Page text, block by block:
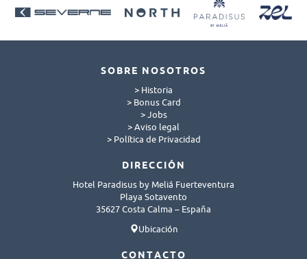
SOBRE NOSOTROS
> Historia
> Bonus Card
> Jobs
> Aviso legal
> Política de Privacidad
DIRECCIÓN
Hotel Paradisus by Meliá Fuerteventura
Playa Sotavento
35627 Costa Calma – España
Ubicación
CONTACTO